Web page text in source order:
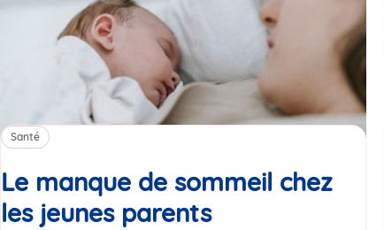
Santé
Le manque de sommeil chez
les jeunes parentsArticle